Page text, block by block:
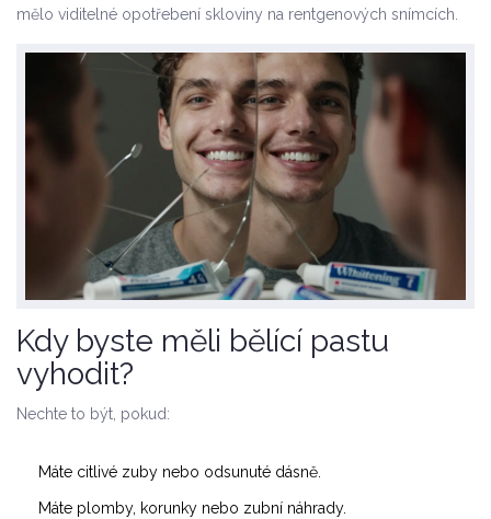
mělo viditelné opotřebení skloviny na rentgenových snímcích.
Kdy byste měli bělící pastu
vyhodit?
Nechte to být, pokud:
Máte citlivé zuby nebo odsunuté dásně.
Máte plomby, korunky nebo zubní náhrady.